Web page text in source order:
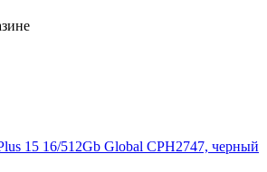
15 16/512Gb Global CPH2747, черный